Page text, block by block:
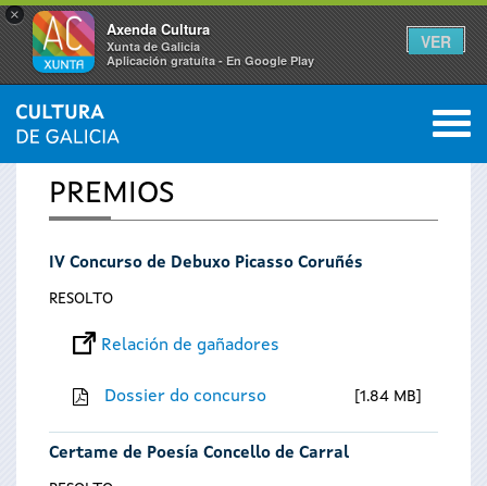
×
Axenda Cultura
Xunta de Galicia
Aplicación gratuíta - En Google Play
VER
Vostede
está
aquí
INICIO 0
PREMIOS
IV Concurso de Debuxo Picasso Coruñés
RESOLTO
Relación de gañadores
Dossier do concurso 1.84 MB
Certame de Poesía Concello de Carral